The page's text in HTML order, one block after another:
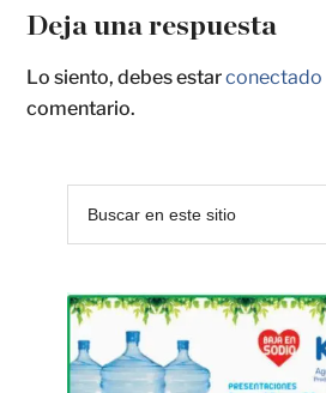
Deja una respuesta
Lo siento, debes estarconectado
comentario.